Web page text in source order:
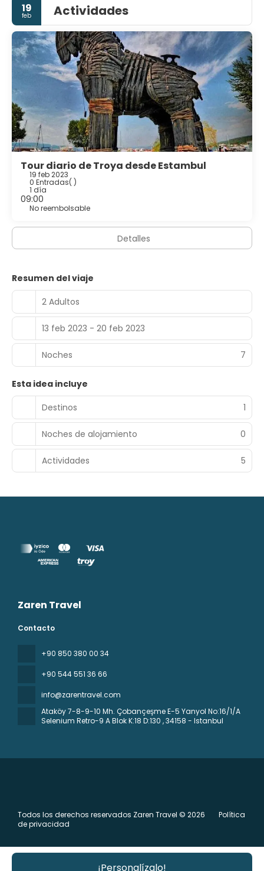
¡Personalízalo!
19
feb Actividades
Tour diario de Troya desde Estambul
19 feb 2023
0 Entradas( )
1 día
09:00
No reembolsable
Detalles
Resumen del viaje
2 Adultos
13 feb 2023 - 20 feb 2023
Noches 7
Esta idea incluye
Destinos
1
Noches de alojamiento 0
Actividades 5
Zaren Travel
Contacto
+90 850 380 00 34
+90 544 551 36 66
info@zarentravel.com
Ataköy 7-8-9-10 Mh. Çobançeşme E-5 Yanyol No:16/1/A
Selenium Retro-9 A Blok K:18 D:130 , 34158 - Istanbul
Todos los derechos reservados Zaren Travel © 2026
Política
de privacidad